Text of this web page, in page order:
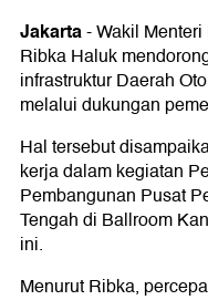
Jakarta-Wakil
Ribka Haluk
infrastruktur Daerah
melalui dukungan
Hal tersebut
kerja dalam kegiatan
Pembangunan Pusat
Tengah di Ballroom
ini.
Menurut Ribka,